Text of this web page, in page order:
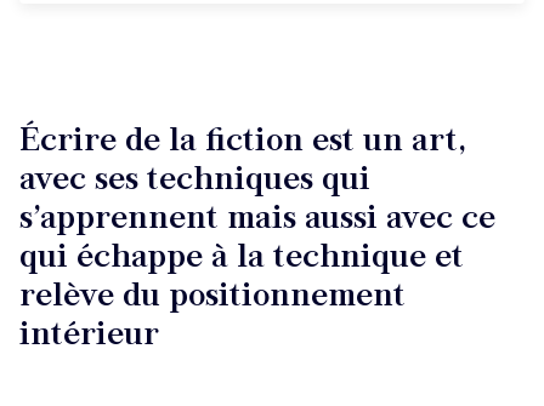
Écrire de la fiction est un art,
avec ses techniques qui
s’apprennent mais aussi avec ce
qui échappe à la technique et
relève du positionnement
intérieur